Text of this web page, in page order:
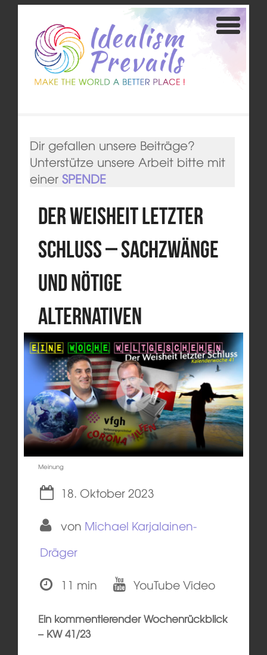
Dir gefallen unsere Beiträge?
Unterstütze unsere Arbeit bitte mit
einer SPENDE
Der Weisheit letzter
Schluss – Sachzwänge
und nötige
Alternativen
Meinung
18. Oktober 2023
von Michael Karjalainen-
Dräger
11 min
YouTube Video
Ein kommentierender Wochenrückblick
– KW 41/23